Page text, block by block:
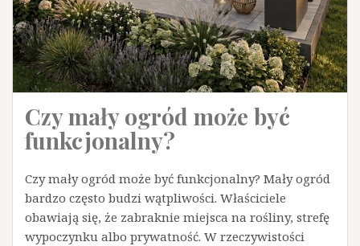
Czy mały ogród może być
funkcjonalny?
Czy mały ogród może być funkcjonalny? Mały ogród
bardzo często budzi wątpliwości. Właściciele
obawiają się, że zabraknie miejsca na rośliny, strefę
wypoczynku albo prywatność. W rzeczywistości